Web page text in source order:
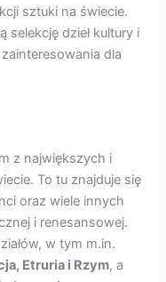
sztuki na świecie.
selekcję dzieł kultury i
dla
z największych i
To tu znajduje się
oraz wiele innych
i renesansowej.
w tym m.in.
Etruria i Rzym, a